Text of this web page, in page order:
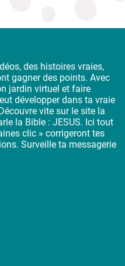
des histoires vraies,
gagner des points. Avec
jardin virtuel et faire
développer dans ta vraie
vite sur le site la
la Bible : JESUS. Ici tout
clic » corrigeront tes
Surveille ta messagerie